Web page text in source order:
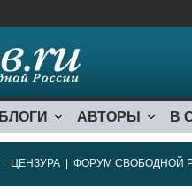
БЛОГИ АВТОРЫ В
ЦЕНЗУРА ФОРУМ СВОБОДНОЙ